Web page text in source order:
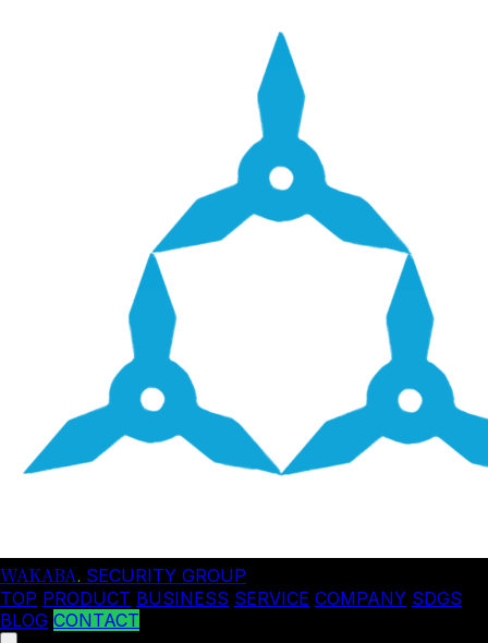
WAKABA. SECURITY GROUP
TOP PRODUCT BUSINESS SERVICE COMPANY SDGS
BLOG CONTACT